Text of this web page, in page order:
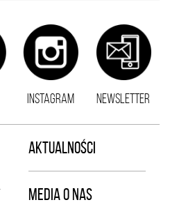
INSTAGRAM NEWSLETTER
AKTUALNOŚCI
MEDIA O NAS